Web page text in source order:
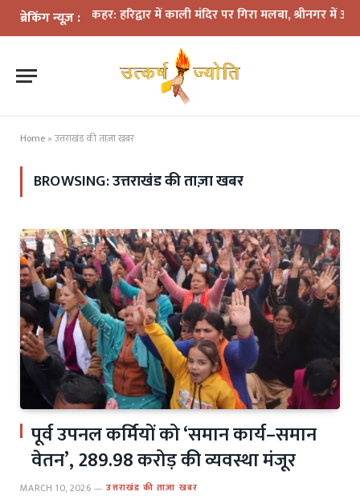
ब्रेकिंग न्यूज़ :
का कहर: हरिद्वार में काली मंदिर पर गिरा मलबा, श्रीनगर में अलकनंदा
Home » उत्तराखंड की ताज़ा खबर
BROWSING:उत्तराखंड की ताज़ा खबर
पूर्व उपनल कर्मियों को ‘समान कार्य–समान
वेतन’, 289.98 करोड़ की व्यवस्था मंजूर
MARCH 10, 2026 उत्तराखंड की ताज़ा खबर